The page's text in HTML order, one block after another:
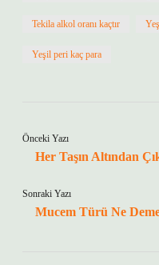
Tekila alkol oranı kaçtır
Yeşil peri kaç para
Önceki Yazı
Her Taşın Altından
Sonraki Yazı
Mucem Türü Ne